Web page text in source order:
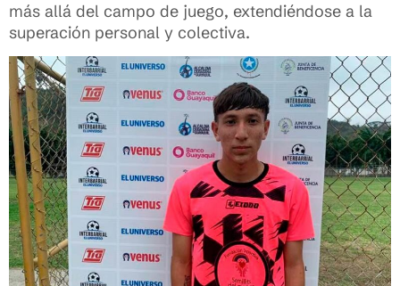
más allá del campo de juego, extendiéndose a la
superación personal y colectiva.